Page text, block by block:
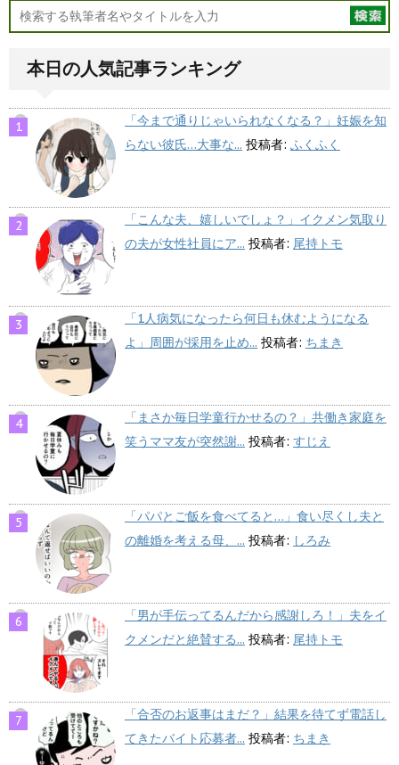
本日の人気記事ランキング
「今まで通りじゃいられなくなる？」妊娠を知
らない彼氏…大事な... 投稿者: ふくふく
「こんな夫、嬉しいでしょ？」イクメン気取り
の夫が女性社員にア... 投稿者: 尾持トモ
「1人病気になったら何日も休むようになる
よ」周囲が採用を止め... 投稿者: ちまき
「まさか毎日学童行かせるの？」共働き家庭を
笑うママ友が突然謝... 投稿者: すじえ
「パパとご飯を食べてると…」食い尽くし夫と
の離婚を考える母、... 投稿者: しろみ
「男が手伝ってるんだから感謝しろ！」夫をイ
クメンだと絶賛する... 投稿者: 尾持トモ
「合否のお返事はまだ？」結果を待てず電話し
てきたバイト応募者... 投稿者: ちまき